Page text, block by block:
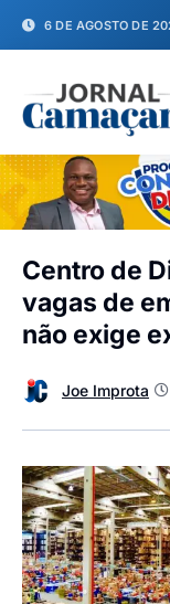
6 DE AGOSTO DE
Centro de
vagas de
não exige
Joe Improta